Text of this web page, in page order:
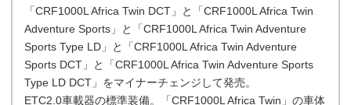
「CRF1000L Africa Twin DCT」と「CRF1000L Africa Twin
Adventure Sports」と「CRF1000L Africa Twin Adventure
Sports Type LD」と「CRF1000L Africa Twin Adventure
Sports DCT」と「CRF1000L Africa Twin Adventure Sports
Type LD DCT」をマイナーチェンジして発売。
ETC2.0車載器の標準装備。「CRF1000L Africa Twin」の車体